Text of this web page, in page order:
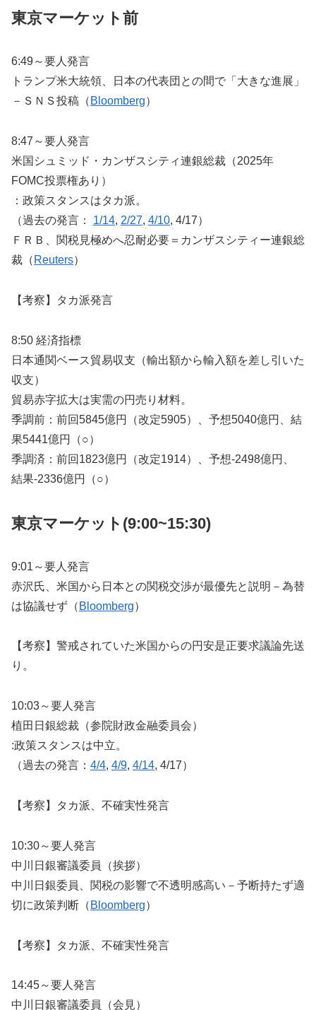
東京マーケット前
6:49～要人発言
トランプ米大統領、日本の代表団との間で「大きな進展」
－ＳＮＳ投稿（ Bloomberg）
8:47～要人発言
米国シュミッド・カンザスシティ連銀総裁（2025年
FOMC投票権あり）
：政策スタンスはタカ派。
（過去の発言： 1/14, 2/27, 4/10, 4/17）
ＦＲＢ、関税見極めへ忍耐必要＝カンザスシティー連銀総
裁（ Reuters）
【考察】タカ派発言
8:50 経済指標
日本通関ベース貿易収支（輸出額から輸入額を差し引いた
収支）
貿易赤字拡大は実需の円売り材料。
季調前：前回5845億円（改定5905）、予想5040億円、結
果5441億円（○）
季調済：前回1823億円（改定1914）、予想-2498億円、
結果-2336億円（○）
東京マーケット(9:00~15:30)
9:01～要人発言
赤沢氏、米国から日本との関税交渉が最優先と説明－為替
は協議せず（ Bloomberg）
【考察】警戒されていた米国からの円安是正要求議論先送
り。
10:03～要人発言
植田日銀総裁（参院財政金融委員会）
:政策スタンスは中立。
（過去の発言： 4/4, 4/9, 4/14, 4/17）
【考察】タカ派、不確実性発言
10:30～要人発言
中川日銀審議委員（挨拶）
中川日銀委員、関税の影響で不透明感高い－予断持たず適
切に政策判断（ Bloomberg）
【考察】タカ派、不確実性発言
14:45～要人発言
中川日銀審議委員（会見）